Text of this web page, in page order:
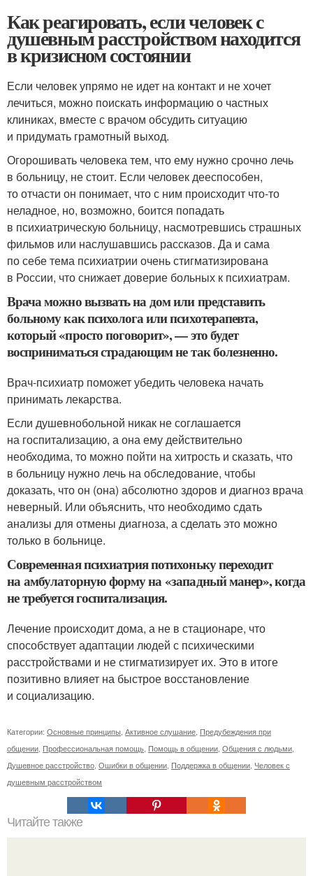
Как реагировать, если человек с
душевным расстройством находится
в кризисном состоянии
Если человек упрямо не идет на контакт и не хочет
лечиться, можно поискать информацию о частных
клиниках, вместе с врачом обсудить ситуацию
и придумать грамотный выход.
Огорошивать человека тем, что ему нужно срочно лечь
в больницу, не стоит. Если человек дееспособен,
то отчасти он понимает, что с ним происходит что-то
неладное, но, возможно, боится попадать
в психиатрическую больницу, насмотревшись страшных
фильмов или наслушавшись рассказов. Да и сама
по себе тема психиатрии очень стигматизирована
в России, что снижает доверие больных к психиатрам.
Врача можно вызвать на дом или представить
больному как психолога или психотерапевта,
который «просто поговорит», — это будет
восприниматься страдающим не так болезненно.
Врач-психиатр поможет убедить человека начать
принимать лекарства.
Если душевнобольной никак не соглашается
на госпитализацию, а она ему действительно
необходима, то можно пойти на хитрость и сказать, что
в больницу нужно лечь на обследование, чтобы
доказать, что он (она) абсолютно здоров и диагноз врача
неверный. Или объяснить, что необходимо сдать
анализы для отмены диагноза, а сделать это можно
только в больнице.
Современная психиатрия потихоньку переходит
на амбулаторную форму на «западный манер», когда
не требуется госпитализация.
Лечение происходит дома, а не в стационаре, что
способствует адаптации людей с психическими
расстройствами и не стигматизирует их. Это в итоге
позитивно влияет на быстрое восстановление
и социализацию.
Категории: Основные принципы Активное слушание Предубеждения при
общении Профессиональная помощь Помощь в общении Общения с людьми
Душевное расстройство Ошибки в общении Поддержка в общении Человек с
душевным расстройством
Читайте также